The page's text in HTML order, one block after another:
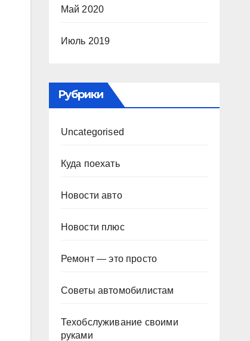
Май 2020
Июль 2019
Рубрики
Uncategorised
Куда поехать
Новости авто
Новости плюс
Ремонт — это просто
Советы автомобилистам
Техобслуживание своими
руками